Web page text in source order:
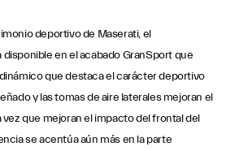
deportivo de Maserati, el
en el acabado GranSport que
que destaca el carácter deportivo
y las tomas de aire laterales mejoran el
que mejoran el impacto del frontal del
se acentúa aún más en la parte